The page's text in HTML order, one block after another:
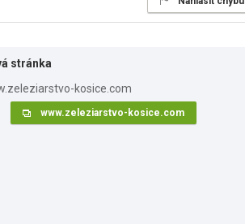
stránka
www.zeleziarstvo-kosice.com